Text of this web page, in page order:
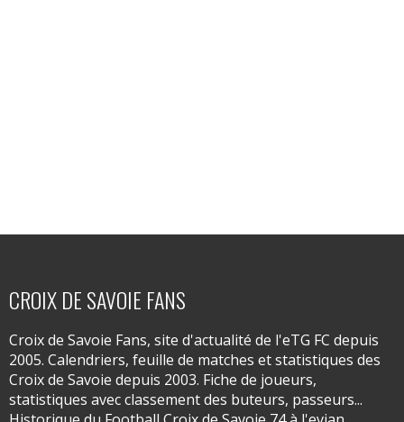
CROIX DE SAVOIE FANS
Croix de Savoie Fans, site d'actualité de l'eTG FC depuis
2005. Calendriers, feuille de matches et statistiques des
Croix de Savoie depuis 2003. Fiche de joueurs,
statistiques avec classement des buteurs, passeurs...